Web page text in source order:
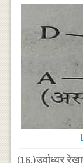
(16.)उर्वाध्वर